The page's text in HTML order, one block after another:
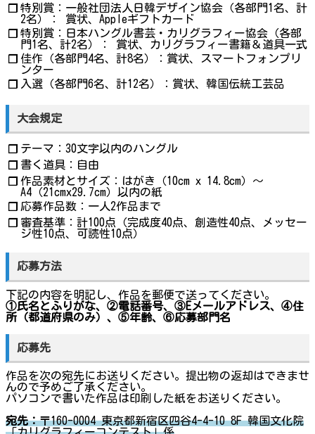
❐ 特別賞：一般社団法人日韓デザイン協会（各部門1名、計
2名）： 賞状、Appleギフトカード
❐ 特別賞：日本ハングル書芸・カリグラフィー協会（各部
門1名、計2名）： 賞状、カリグラフィー書籍＆道具一式
❐ 佳作（各部門4名、計8名）：賞状、スマートフォンプリ
ンター
❐ 入選（各部門6名、計12名）：賞状、韓国伝統工芸品
大会規定
❐ テーマ：30文字以内のハングル
❐ 書く道具：自由
❐ 作品素材とサイズ：はがき（10cm x 14.8cm）～
A4（21cmx29.7cm）以内の紙
❐ 応募作品数：一人2作品まで
❐ 審査基準：計100点（完成度40点、創造性40点、メッセー
ジ性10点、可読性10点）
応募方法
下記の内容を明記し、作品を郵便で送ってください。
①氏名とふりがな、②電話番号、③Eメールアドレス、④住
所（都道府県のみ）、⑤年齢、⑥応募部門名
応募先
作品を次の宛先にお送りください。提出物の返却はできませ
んので予めご了承ください。
パソコンで書いた作品は印刷した紙をお送りください。
宛先：〒160-0004 東京都新宿区四谷4-4-10 8F 韓国文化院